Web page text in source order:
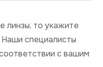
линзы, то укажите
Наши специалисты
с вашим